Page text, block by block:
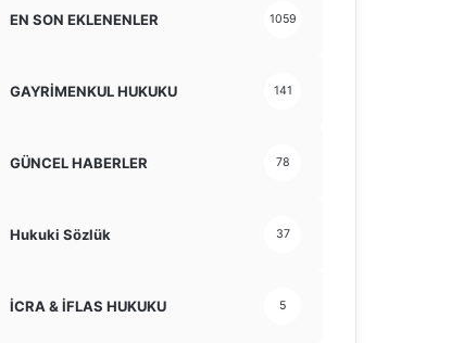
EN SON EKLENENLER 1059
GAYRİMENKUL HUKUKU 141
GÜNCEL HABERLER 78
Hukuki Sözlük 37
İCRA & İFLAS HUKUKU 5